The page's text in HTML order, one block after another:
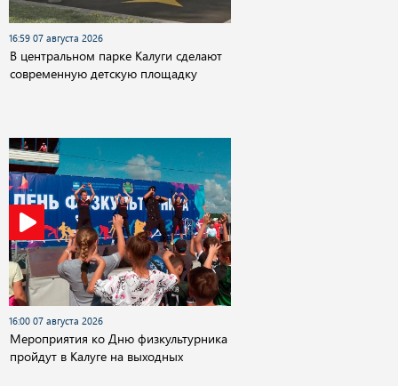
16:59 07 августа 2026
В центральном парке Калуги сделают
современную детскую площадку
16:00 07 августа 2026
Мероприятия ко Дню физкультурника
пройдут в Калуге на выходных